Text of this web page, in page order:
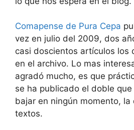
Comapense de Pura Cepa
vez en julio del 2009, dos
casi doscientos artículos los
en el archivo. Lo mas
agradó mucho, es que
se ha publicado el doble
bajar en ningún momento, la
textos.